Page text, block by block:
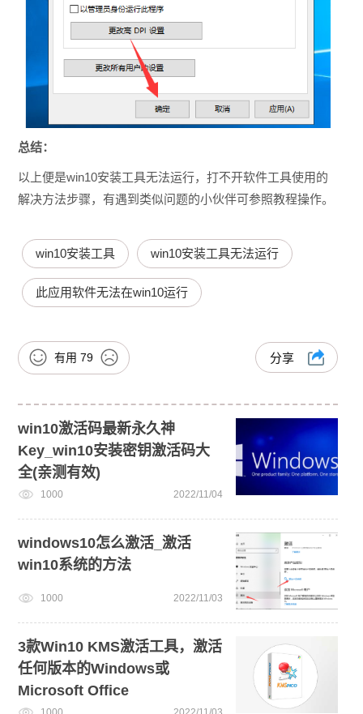
总结：
以上便是win10安装工具无法运行，打不开软件工具使用的
解决方法步骤，有遇到类似问题的小伙伴可参照教程操作。
win10安装工具 win10安装工具无法运行
此应用软件无法在win10运行
有用 79 分享
win10激活码最新永久神
Key_win10安装密钥激活码大
全(亲测有效)
1000 2022/11/04
windows10怎么激活_激活
win10系统的方法
1000 2022/11/03
3款Win10 KMS激活工具，激活
任何版本的Windows或
Microsoft Office